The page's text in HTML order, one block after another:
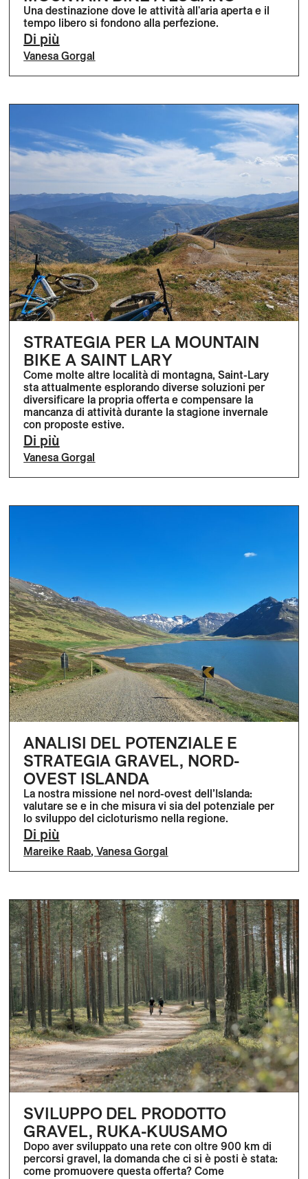
Una destinazione dove le attività all'aria aperta e il
tempo libero si fondono alla perfezione.
Di più
Vanesa Gorgal
STRATEGIA PER LA MOUNTAIN
BIKE A SAINT LARY
Come molte altre località di montagna, Saint-Lary
sta attualmente esplorando diverse soluzioni per
diversificare la propria offerta e compensare la
mancanza di attività durante la stagione invernale
con proposte estive.
Di più
Vanesa Gorgal
ANALISI DEL POTENZIALE E
STRATEGIA GRAVEL, NORD-
OVEST ISLANDA
La nostra missione nel nord-ovest dell’Islanda:
valutare se e in che misura vi sia del potenziale per
lo sviluppo del cicloturismo nella regione.
Di più
Mareike Raab,Vanesa Gorgal
SVILUPPO DEL PRODOTTO
GRAVEL, RUKA-KUUSAMO
Dopo aver sviluppato una rete con oltre 900 km di
percorsi gravel, la domanda che ci si è posti è stata:
come promuovere questa offerta? Come